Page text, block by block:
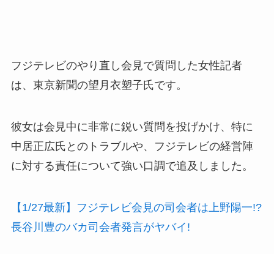
フジテレビのやり直し会見で質問した女性記者
は、東京新聞の望月衣塑子氏です。
彼女は会見中に非常に鋭い質問を投げかけ、特に
中居正広氏とのトラブルや、フジテレビの経営陣
に対する責任について強い口調で追及しました。
【1/27最新】フジテレビ会見の司会者は上野陽一!?
長谷川豊のバカ司会者発言がヤバイ!